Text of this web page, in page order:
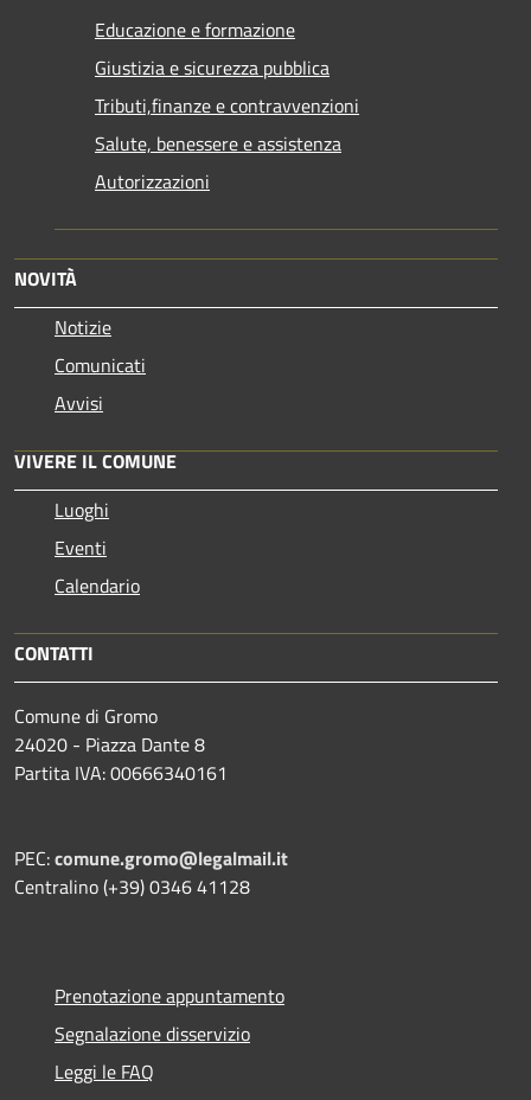
Educazione e formazione
Giustizia e sicurezza pubblica
Tributi,finanze e contravvenzioni
Salute, benessere e assistenza
Autorizzazioni
NOVITÀ
Notizie
Comunicati
Avvisi
VIVERE IL COMUNE
Luoghi
Eventi
Calendario
CONTATTI
Comune di Gromo
24020 - Piazza Dante 8
Partita IVA: 00666340161
PEC:comune.gromo@legalmail.it
Centralino (+39) 0346 41128
Prenotazione appuntamento
Segnalazione disservizio
Leggi le FAQ